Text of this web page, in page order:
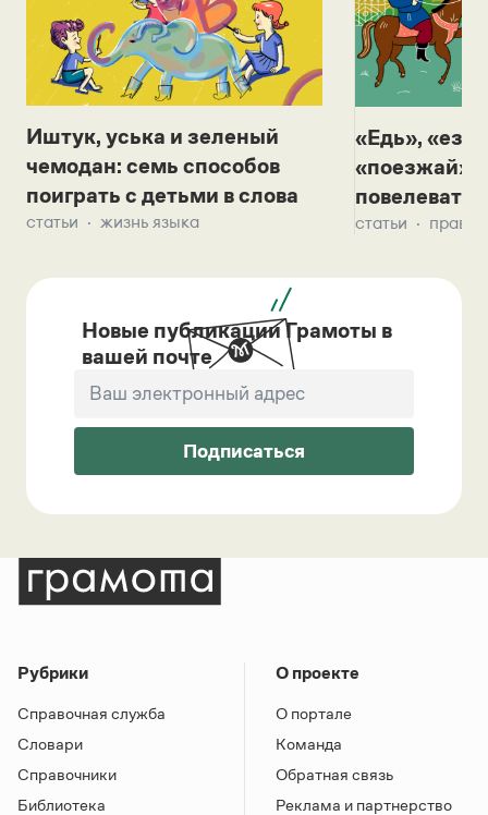
Иштук, уська и зеленый
чемодан: семь способов
поиграть с детьми в слова
статьи жизнь языка
«Едь»,
«поезжай»?
повелевать
статьи
Новые публикации Грамоты в
вашей почте
Подписаться
Рубрики
Справочная служба
Словари
Справочники
Библиотека
О проекте
О портале
Команда
Обратная связь
Реклама и партнерство